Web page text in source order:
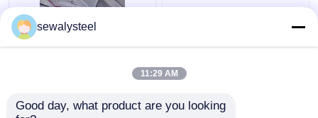
410 430 904L 409L
310s Roestvrij staal
warmgewalste
hoekbalk
sewalysteel
11:29 AM
Good day, what product are you looking